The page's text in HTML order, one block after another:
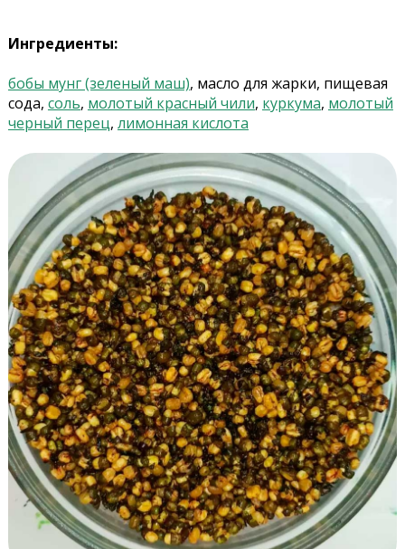
Ингредиенты:
бобы мунг (зеленый маш), масло для жарки, пищевая
сода, соль, молотый красный чили, куркума, молотый
черный перец, лимонная кислота